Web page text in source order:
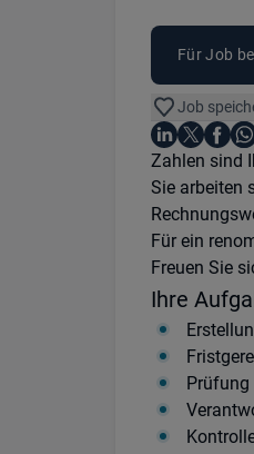
Für Job
Job
Teile diesen
Auf LinkedIn
Auf XAuf
Einleitung
Zahlen sind
Sie arbeiten
Für ein
Freuen Sie
Ihre
Prüfung